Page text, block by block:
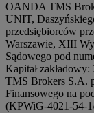
OANDA TMS
UNIT,
przedsiębiorców
Warszawie, XIII
Sądowego pod
Kapitał
TMS Brokers S.A.
Finansowego na
(KPWiG-4021-54-